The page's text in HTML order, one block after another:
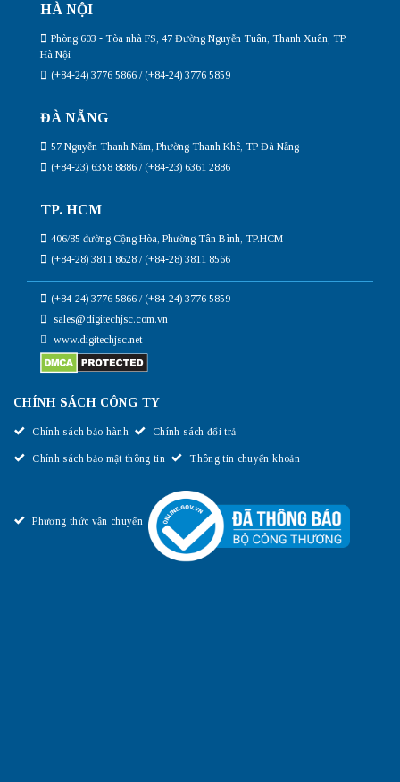
HÀ NỘI
Phòng 603 - Tòa nhà FS, 47 Đường Nguyễn Tuân, Thanh Xuân, TP.
Hà Nội
(+84-24) 3776 5866 / (+84-24) 3776 5859
ĐÀ NẴNG
57 Nguyễn Thanh Năm, Phường Thanh Khê, TP Đà Nẵng
(+84-23) 6358 8886 / (+84-23) 6361 2886
TP. HCM
406/85 đường Cộng Hòa, Phường Tân Bình, TP.HCM
(+84-28) 3811 8628 / (+84-28) 3811 8566
(+84-24) 3776 5866 / (+84-24) 3776 5859
sales@digitechjsc.com.vn
www.digitechjsc.net
CHÍNH SÁCH CÔNG TY
Chính sách bảo hành Chính sách đổi trả
Chính sách bảo mật thông tin Thông tin chuyển khoản
Phương thức vận chuyển